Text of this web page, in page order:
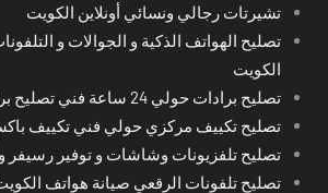
تشيرتات رجالي ونسائي أونلاين الكويت
تصليح الهواتف الذكية و الجوالات و
الكويت
تصليح برادات حولي 24 ساعة فني تصليح برادات باكستاني
تصليح تكييف مركزي حولي فني تكييف
تصليح تلفزيونات وشاشات و توفير رسيفر
تصليح تلفونات الرقعي صيانة هواتف